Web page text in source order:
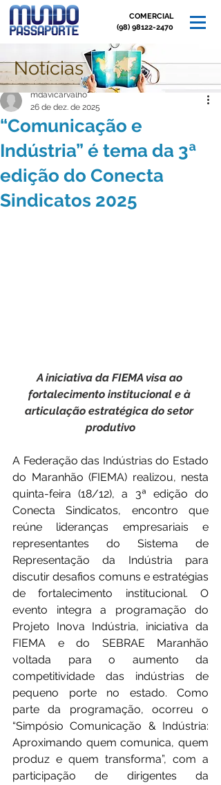
COMERCIAL
(98) 98122-2470
Post
“Comunicação e
Indústria” é tema da 3ª
edição do Conecta
Sindicatos 2025
mdavicarvalho
26 de dez. de 2025
A iniciativa da FIEMA visa ao
fortalecimento institucional e à
articulação estratégica do setor
produtivo
A Federação das Indústrias do Estado
do Maranhão (FIEMA) realizou, nesta
quinta-feira (18/12), a 3ª edição do
Conecta Sindicatos, encontro que
reúne lideranças empresariais e
representantes do Sistema de
Representação da Indústria para
discutir desafios comuns e estratégias
de fortalecimento institucional. O
evento integra a programação do
Projeto Inova Indústria, iniciativa da
FIEMA e do SEBRAE Maranhão
voltada para o aumento da
competitividade das indústrias de
pequeno porte no estado. Como
parte da programação, ocorreu o
“Simpósio Comunicação & Indústria:
Aproximando quem comunica, quem
produz e quem transforma”, com a
participação de dirigentes da
Notícias